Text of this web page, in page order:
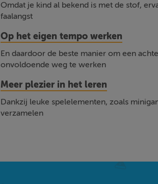
Omdat je kind al bekend is met de stof,
faalangst
Op het eigen tempo werken
En daardoor de beste manier om een
onvoldoende weg te werken
Meer plezier in het leren
Dankzij leuke spelelementen, zoals
verzamelen